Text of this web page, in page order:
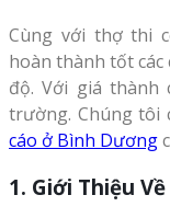
Cùng với thợ thi
hoàn thành tốt
độ. Với giá
trường. Chúng tôi
cáo ở Bình Dương
1. Giới Thiệu